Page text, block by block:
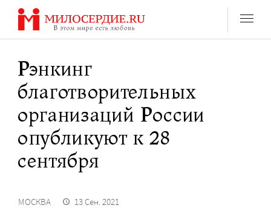
Перейти
содержанию
Рэнкинг
благотворительных
организаций России
опубликуют к 28
сентября
МОСКВА 13 Сен. 2021